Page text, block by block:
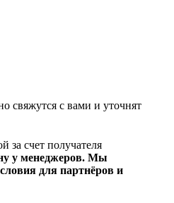
свяжутся с вами и уточнят
за счет получателя
у менеджеров. Мы
для партнёров и